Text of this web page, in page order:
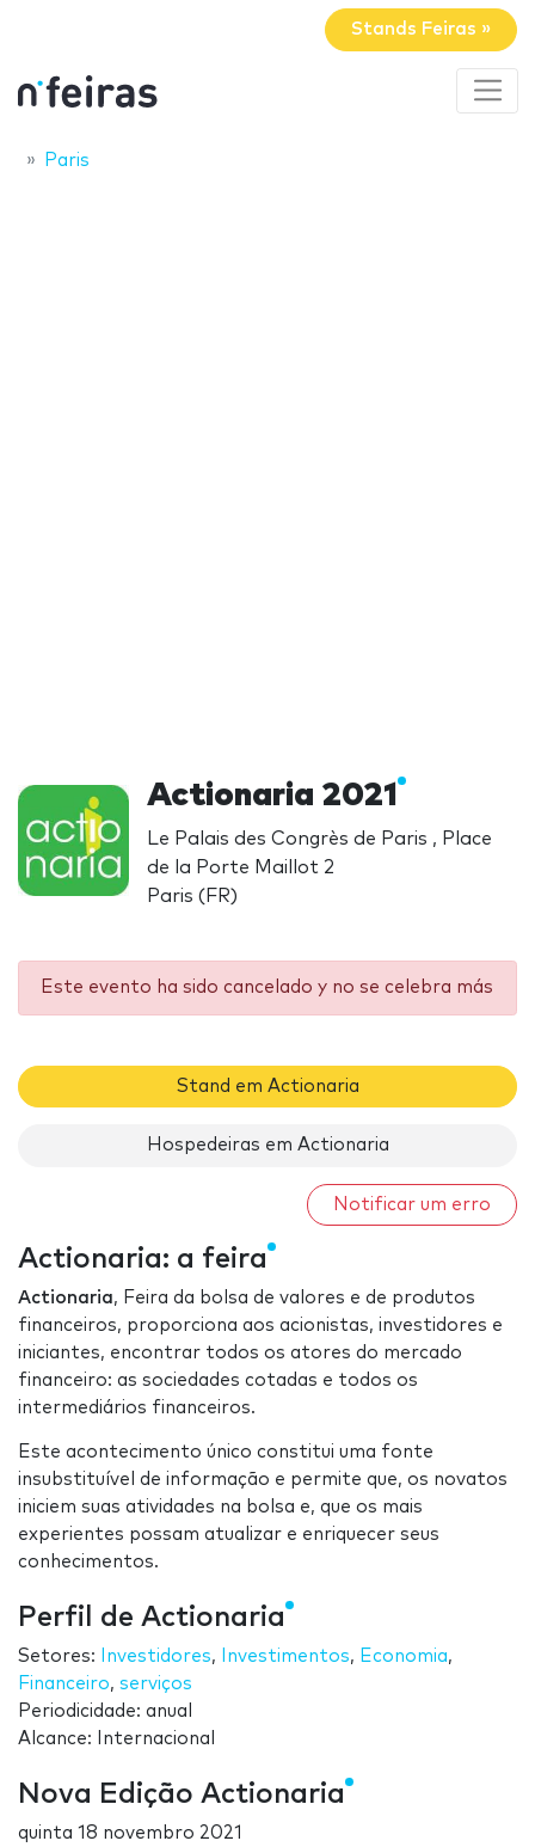
Stands Feiras »
Paris
Actionaria 2021
Le Palais des Congrès de Paris , Place
de la Porte Maillot 2
Paris (FR)
Este evento ha sido cancelado y no se celebra más
Stand em Actionaria
Hospedeiras em Actionaria
Notificar um erro
Actionaria: a feira
Actionaria, Feira da bolsa de valores e de produtos
financeiros, proporciona aos acionistas, investidores e
iniciantes, encontrar todos os atores do mercado
financeiro: as sociedades cotadas e todos os
intermediários financeiros.
Este acontecimento único constitui uma fonte
insubstituível de informação e permite que, os novatos
iniciem suas atividades na bolsa e, que os mais
experientes possam atualizar e enriquecer seus
conhecimentos.
Perfil de Actionaria
Setores: Investidores, Investimentos, Economia,
Financeiro, serviços
Periodicidade: anual
Alcance: Internacional
Nova Edição Actionaria
quinta 18 novembro 2021